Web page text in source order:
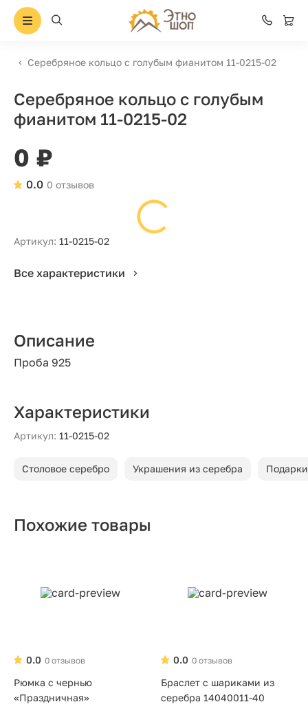
Серебряное кольцо с голубым фианитом 11-0215-02
Серебряное кольцо с голубым
фианитом 11-0215-02
0 ₽
0 отзывов
0.0
Артикул: 11-0215-02
Все характеристики
Описание
Проба 925
Характеристики
Артикул: 11-0215-02
Столовое серебро Украшения из серебра
Похожие товары
0 отзывов
0.0
Рюмка с чернью
«Праздничная»
0 отзывов
0.0
Браслет с шариками из
серебра 14040011-40